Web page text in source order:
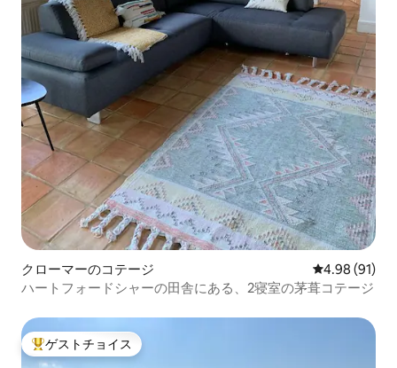
クローマーのコテージ レビュー91
4.98 (91)
ハートフォードシャーの田舎にある、2寝室の茅葺コテージ
大好評のゲストチョイスです。
ゲストチョイス